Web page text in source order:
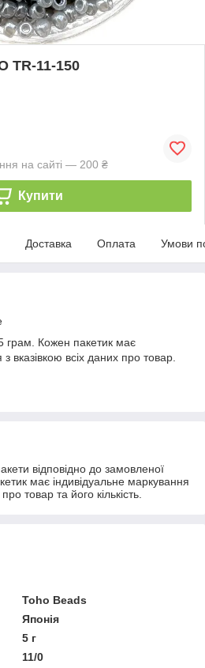
TR-11-150
на сайті — 200 ₴
Купити
Доставка Оплата Умови
грам. Кожен пакетик має
вказівкою всіх даних про товар.
відповідно до замовленої
має індивідуальне маркування
товар та його кількість.
Toho Beads
Японія
5 г
11/0